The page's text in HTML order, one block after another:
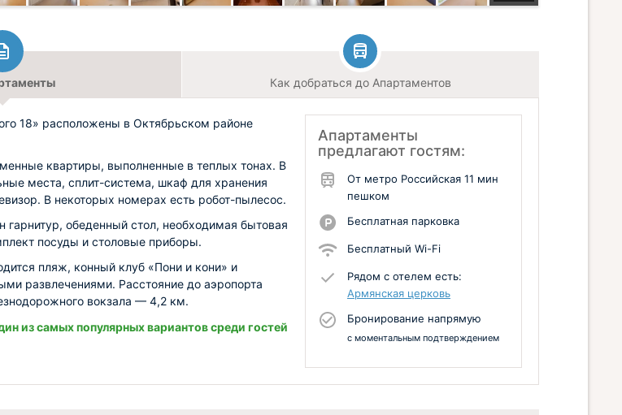
Как добраться до Апартаментов
Апартаменты
предлагают гостям:
От метро Российская 11 мин
пешком
Бесплатная парковка
Бесплатный Wi-Fi
Рядом с отелем есть:
Армянская церковь
Бронирование напрямую
с моментальным подтверждением
18» расположены в Октябрьском районе
квартиры, выполненные в теплых тонах. В
места, сплит-система, шкаф для хранения
В некоторых номерах есть робот-пылесос.
гарнитур, обеденный стол, необходимая бытовая
посуды и столовые приборы.
пляж, конный клуб «Пони и кони» и
развлечениями. Расстояние до аэропорта
вокзала — 4,2 км.
из самых популярных вариантов среди гостей